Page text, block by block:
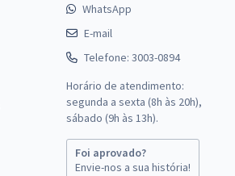
WhatsApp
E-mail
Telefone: 3003-0894
Horário de atendimento:
segunda a sexta (8h às 20h),
sábado (9h às 13h).
Foi aprovado?
Envie-nos a sua história!